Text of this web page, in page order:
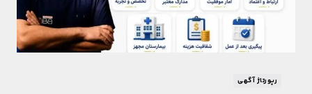
رپورتاژ آگهی